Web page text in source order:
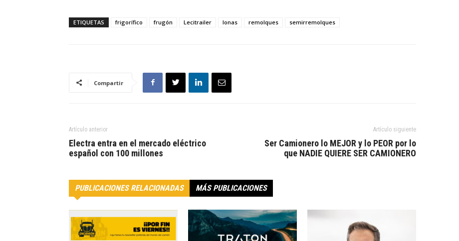
ETIQUETAS frigorífico frugón Lecitrailer lonas remolques semirremolques
Compartir
Artículo anterior
Electra entra en el mercado eléctrico
español con 100 millones
Artículo siguiente
Ser Camionero lo MEJOR y lo PEOR por lo
que NADIE QUIERE SER CAMIONERO
PUBLICACIONES RELACIONADAS MÁS PUBLICACIONES